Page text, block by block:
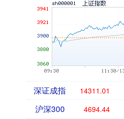
深证成指 14311.01
沪深300 4694.44